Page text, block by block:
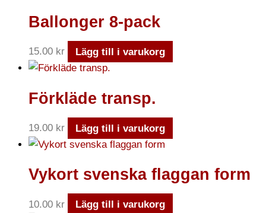
Ballonger 8-pack
15.00 kr Lägg till i varukorg
Förkläde transp.
19.00 kr Lägg till i varukorg
Vykort svenska flaggan form
10.00 kr Lägg till i varukorg